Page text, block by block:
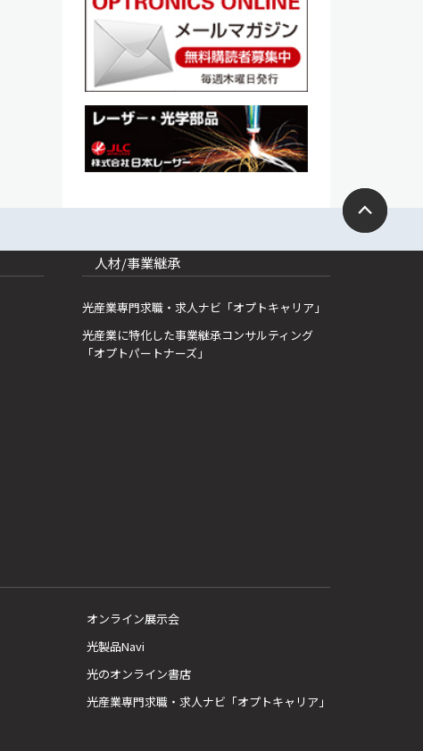
人材/事業継承
光産業専門求職・求人ナビ「オプトキャリア」
光産業に特化した事業継承コンサルティング
「オプトパートナーズ」
オンライン展示会
光製品Navi
光のオンライン書店
光産業専門求職・求人ナビ「オプトキャリア」